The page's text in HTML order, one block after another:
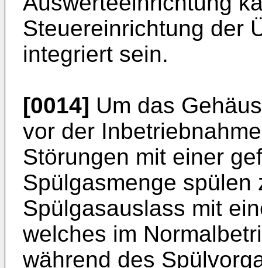
Steuereinrichtung der
integriert sein.
[0014] Um das
vor der
Störungen mit einer
Spülgasmenge
Spülgasauslass mit
welches im
während des